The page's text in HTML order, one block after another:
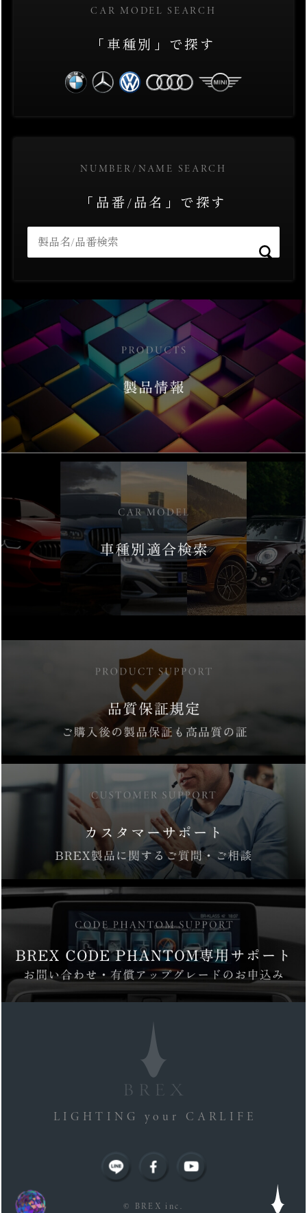
CAR MODEL SEARCH
「車種別」で探す
NUMBER/NAME SEARCH
「品番/品名」で探す
LIGHTING your CARLIFE
© BREX inc.